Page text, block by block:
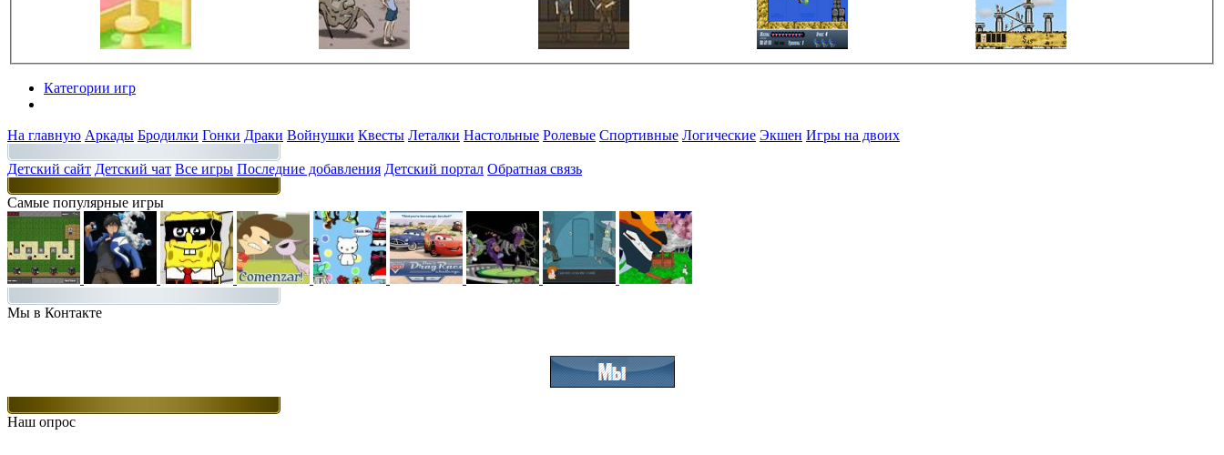
Категории игр
На главную Аркады Бродилки Гонки Драки Войнушки Квесты Леталки Настольные Ролевые Спортивные Логические Экшен Игры на двоих
Детский сайт Детский чат Все игры Последние добавления Детский портал Обратная связь
Самые популярные игры
Мы в Контакте
Наш опрос